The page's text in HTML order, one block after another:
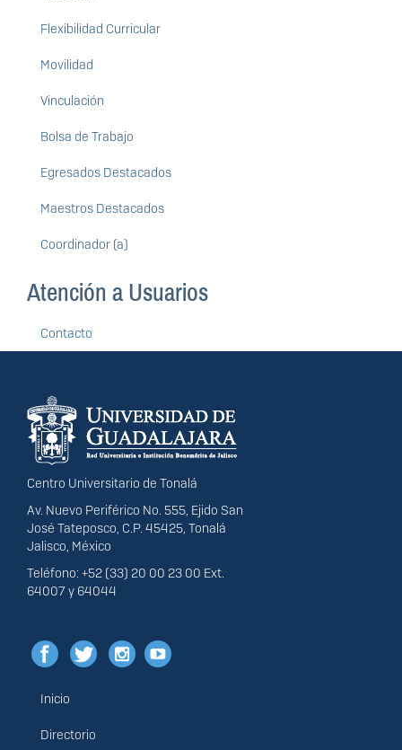
Flexibilidad Curricular
Movilidad
Vinculación
Bolsa de Trabajo
Egresados Destacados
Maestros Destacados
Coordinador (a)
Atención a Usuarios
Contacto
Información del
portal
Centro Universitario de Tonalá
Av. Nuevo Periférico No. 555, Ejido San
José Tateposco, C.P. 45425, Tonalá
Jalisco, México
Teléfono: +52 (33) 20 00 23 00 Ext.
64007 y 64044
Menú
principal
Inicio
Directorio